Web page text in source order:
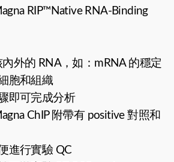
RIP™Native RNA-Binding
外的 RNA，如：mRNA 的穩定
胞和組織
即可完成分析
ChIP 附帶有 positive 對照和
進行實驗 QC